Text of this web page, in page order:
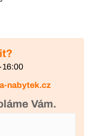
16:00
nabytek.cz
Vám.